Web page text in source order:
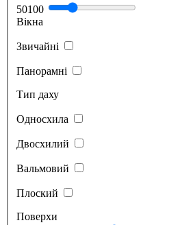
50100
Вікна
Звичайні
Панорамні
Тип даху
Односхила
Двосхилий
Вальмовий
Плоский
Поверхи